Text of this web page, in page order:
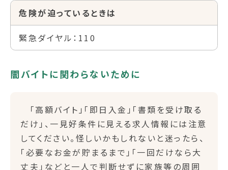
危険が迫っているときは
緊急ダイヤル：110
闇バイトに関わらないために
「高額バイト」「即日入金」「書類を受け取る
だけ」、一見好条件に見える求人情報には注意
してください。怪しいかもしれないと迷ったら、
「必要なお金が貯まるまで」「一回だけなら大
丈夫」などと一人で判断せずに家族等の周囲